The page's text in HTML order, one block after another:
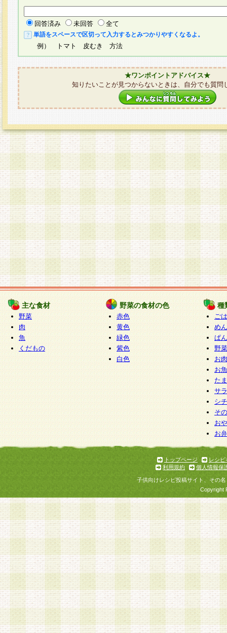
回答済み 未回答 全て
単語をスペースで区切って入力するとみつかりやすくなるよ。
例） トマト 皮むき 方法
★ワンポイントアドバイス★
知りたいことが見つからないときは、自分でも質問
主な食材
野菜
肉
魚
くだもの
野菜の食材の色
赤色
黄色
緑色
紫色
白色
種
ご
めん
ぱん
野
お
お
た
サ
シ
そ
お
お
トップページ
レシピ
利用規約
個人情報保
子供向けレシピ投稿サイト、その
Copyright